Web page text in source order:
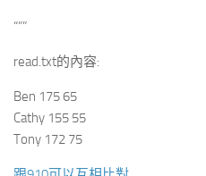
“””
read.txt的內容:
Ben 175 65
Cathy 155 55
Tony 172 75